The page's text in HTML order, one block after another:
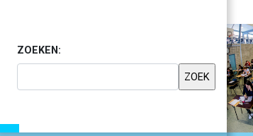
ZOEKEN: